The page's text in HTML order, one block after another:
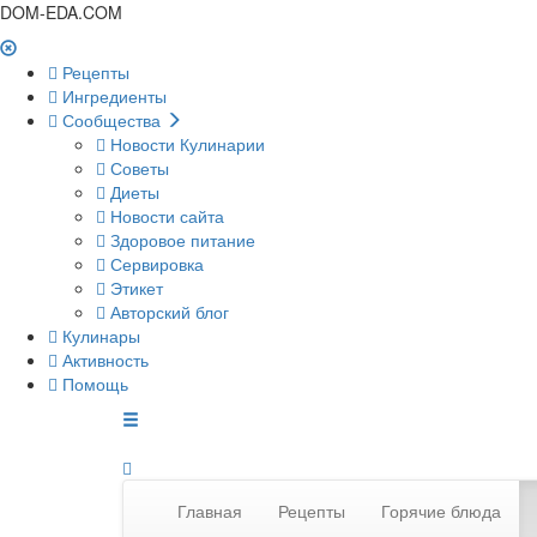
DOM-EDA.COM
Рецепты
Ингредиенты
Сообщества
Новости Кулинарии
Советы
Диеты
Новости сайта
Здоровое питание
Сервировка
Этикет
Авторский блог
Кулинары
Активность
Помощь
Главная Рецепты Горячие блюда